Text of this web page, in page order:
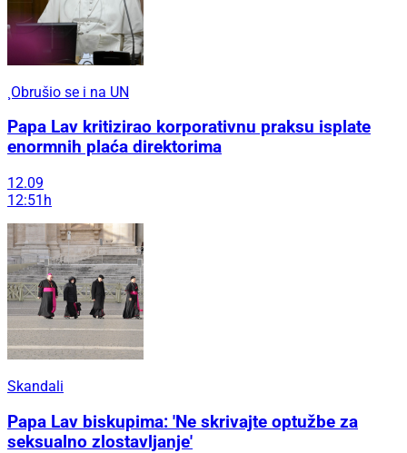
¸Obrušio se i na UN
Papa Lav kritizirao korporativnu praksu isplate
enormnih plaća direktorima
12.09
12:51h
Skandali
Papa Lav biskupima: 'Ne skrivajte optužbe za
seksualno zlostavljanje'